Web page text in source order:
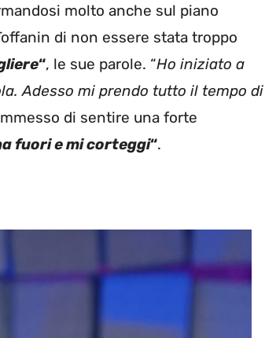
molto anche sul piano
di non essere stata troppo
“, le sue parole. “Ho iniziato a
Adesso mi prendo tutto il tempo di
di sentire una forte
fuori e mi corteggi“.